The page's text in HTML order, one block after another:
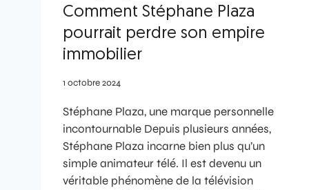
Comment Stéphane Plaza
pourrait perdre son empire
immobilier
1 octobre 2024
Stéphane Plaza, une marque personnelle
incontournable Depuis plusieurs années,
Stéphane Plaza incarne bien plus qu’un
simple animateur télé. Il est devenu un
véritable phénomène de la télévision